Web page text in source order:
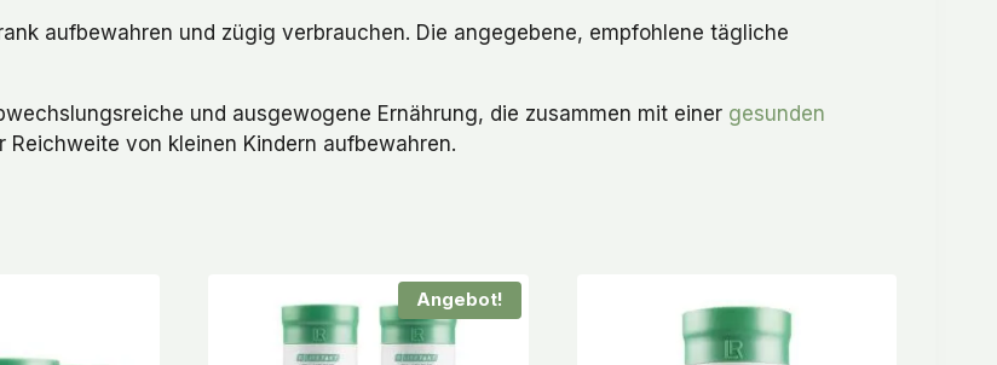
aufbewahren und zügig verbrauchen. Die angegebene, empfohlene tägliche
und ausgewogene Ernährung, die zusammen mit einer gesunden
von kleinen Kindern aufbewahren.
Angebot!